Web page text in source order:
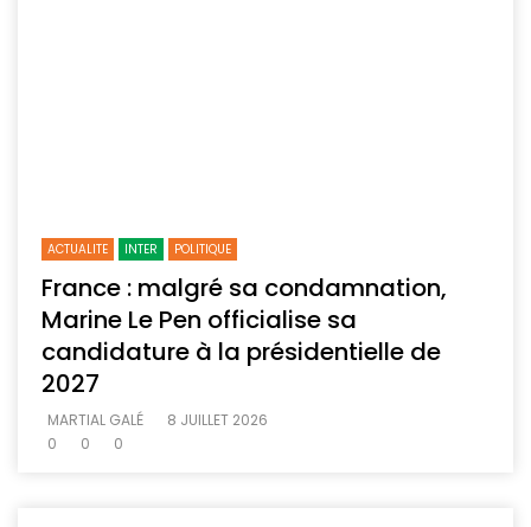
ACTUALITE INTER POLITIQUE
France : malgré sa condamnation,
Marine Le Pen officialise sa
candidature à la présidentielle de
2027
MARTIAL GALÉ
8 JUILLET 2026
0
0 0